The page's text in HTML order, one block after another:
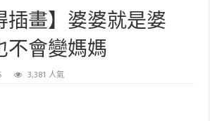
插畫】婆婆就是婆
不會變媽媽
3,381 人氣